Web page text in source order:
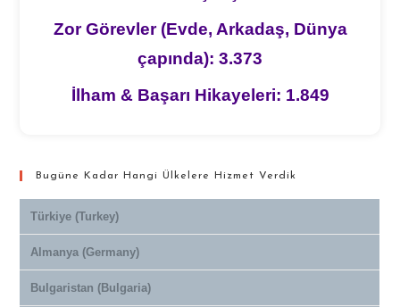
Zor Görevler (Evde, Arkadaş, Dünya
çapında): 3.373
İlham & Başarı Hikayeleri: 1.849
Bugüne Kadar Hangi Ülkelere Hizmet Verdik
Türkiye (Turkey)
Almanya (Germany)
Bulgaristan (Bulgaria)